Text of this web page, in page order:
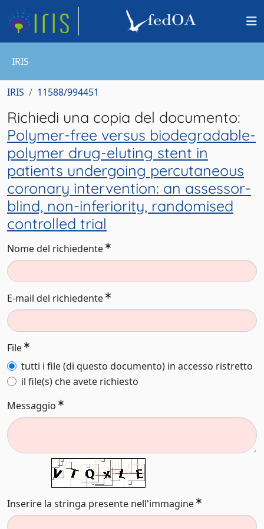
IRIS
IRIS 11588/994451
Richiedi una copia del documento:
Polymer-free versus biodegradable-
polymer drug-eluting stent in
patients undergoing percutaneous
coronary intervention: an assessor-
blind, non-inferiority, randomised
controlled trial
Nome del richiedente
E-mail del richiedente
File
tutti i file (di questo documento) in accesso ristretto
il file(s) che avete richiesto
Messaggio
Inserire la stringa presente nell'immagine